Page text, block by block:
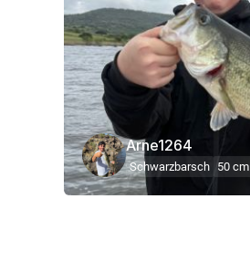
Arne1264
Schwarzbarsch 50 cm